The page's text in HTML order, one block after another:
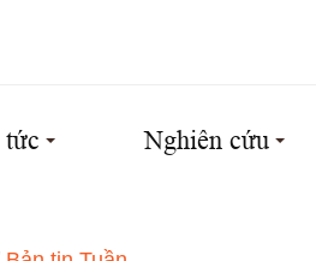
Nghiên cứu